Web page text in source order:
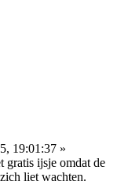
19:01:37 »
gratis ijsje omdat de
liet wachten.